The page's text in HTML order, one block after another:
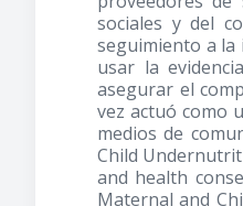
sociales y del
seguimiento a
usar la
asegurar el
vez actuó como
medios de
Child
and health
Maternal and